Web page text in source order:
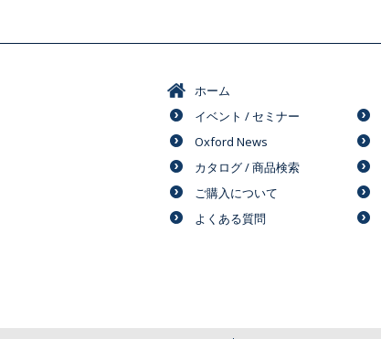
ホーム
イベント / セミナー
Oxford News
カタログ / 商品検索
ご購入について
よくある質問